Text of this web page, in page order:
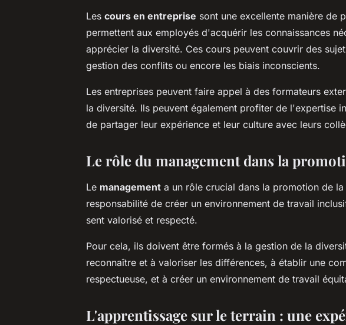
Les cours en entreprise sont une excellente manière de
permettent aux employés d'acquérir les connaissances
apprécier la diversité. Ces cours peuvent couvrir des
gestion des conflits ou encore les biais inconscients.
Les entreprises peuvent faire appel à des formateurs
la diversité. Ils peuvent également profiter de l'expertise
de partager leur expérience et leur culture avec leurs
Le rôle du management dans la
Le management a un rôle crucial dans la promotion de
responsabilité de créer un environnement de travail
sent valorisé et respecté.
Pour cela, ils doivent être formés à la gestion de la
reconnaître et à valoriser les différences, à établir une
respectueuse, et à créer un environnement de travail
L'apprentissage sur le terrain : une